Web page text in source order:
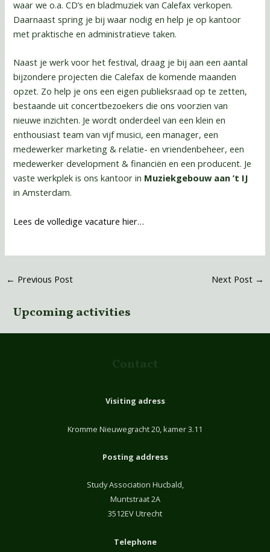
waar we o.a. CD’s en bladmuziek van Calefax verkopen.
Daarnaast spring je bij waar nodig en help je op kantoor
met praktische en administratieve taken.
Naast je werk voor het festival, draag je bij aan een aantal
bijzondere projecten die Calefax de komende maanden
opzet. Zo help je ons een eigen publieksraad op te zetten,
bestaande uit concertbezoekers die ons voorzien van
nieuwe inzichten. Je wordt onderdeel van een klein en
enthousiast team van vijf musici, een manager, een
medewerker marketing & relatie- en vriendenbeheer, een
medewerker development & financiën en een producent. Je
vaste werkplek is ons kantoor in Muziekgebouw aan ’t IJ
in Amsterdam.
Lees de volledige vacature hier…
← Previous Post Next Post →
Upcoming activities
Contact
Visiting adress
Kromme Nieuwegracht 20, kamer 3.11
Posting address
Study Association Hucbald,
Muntstraat 2A
3512EV Utrecht
Telephone